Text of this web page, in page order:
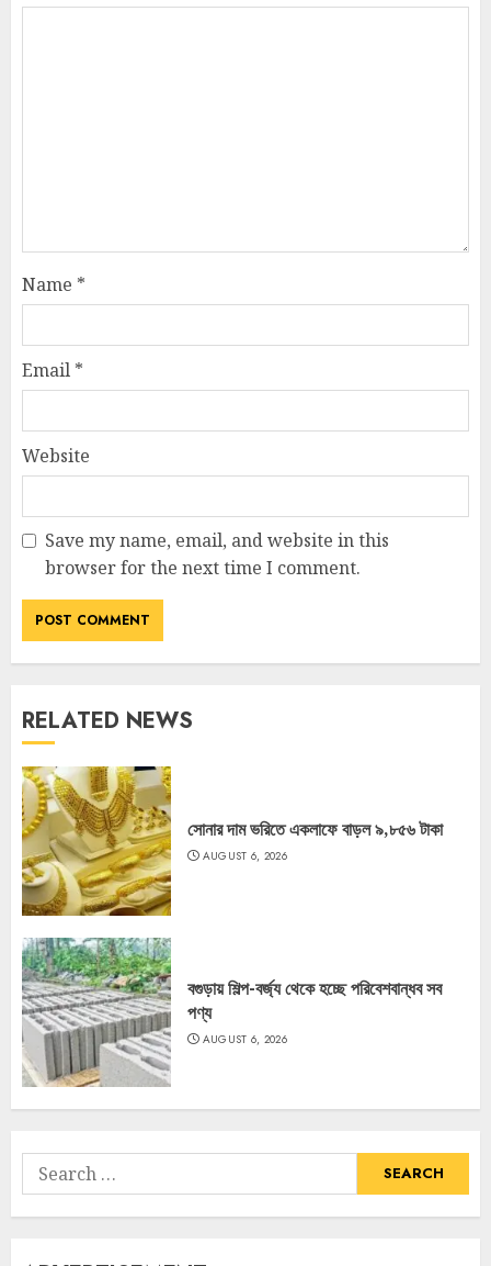
Name *
Email *
Website
Save my name, email, and website in this
browser for the next time I comment.
RELATED NEWS
সোনার দাম ভরিতে একলাফে বাড়ল ৯,৮৫৬ টাকা
AUGUST 6, 2026
বগুড়ায় শিল্প-বর্জ্য থেকে হচ্ছে পরিবেশবান্ধব সব
পণ্য
AUGUST 6, 2026
Search
for: